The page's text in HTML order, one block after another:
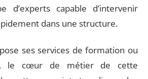
d’experts capable d’intervenir
dans une structure.
ses services de formation ou
le cœur de métier de cette